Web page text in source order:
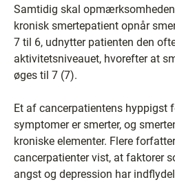
Samtidig skal
kronisk smertepatient opnår
7 til 6, udnytter patienten den
aktivitetsniveauet, hvorefter at
øges til 7 (7).
Et af cancerpatientens hyppigst
symptomer er smerter, og
kroniske elementer. Flere
cancerpatienter vist, at faktorer
angst og depression har